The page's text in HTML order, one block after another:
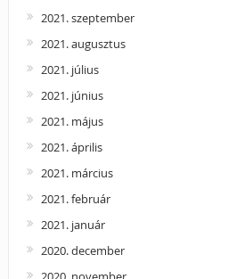
2021. szeptember
2021. augusztus
2021. július
2021. június
2021. május
2021. április
2021. március
2021. február
2021. január
2020. december